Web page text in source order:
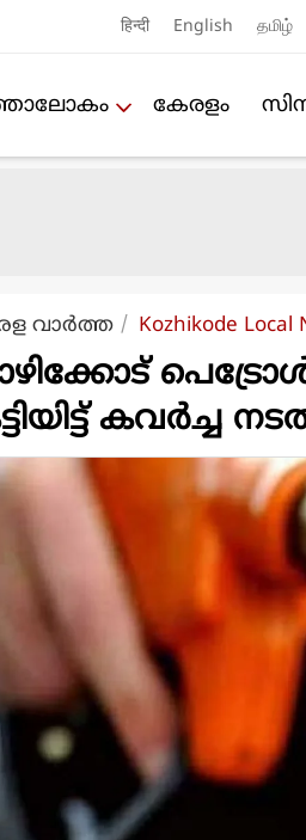
हिन्दी English தமிழ்
കേരളം
വാര്‍ത്ത Kozhikode Local
കവര്‍ച്ച